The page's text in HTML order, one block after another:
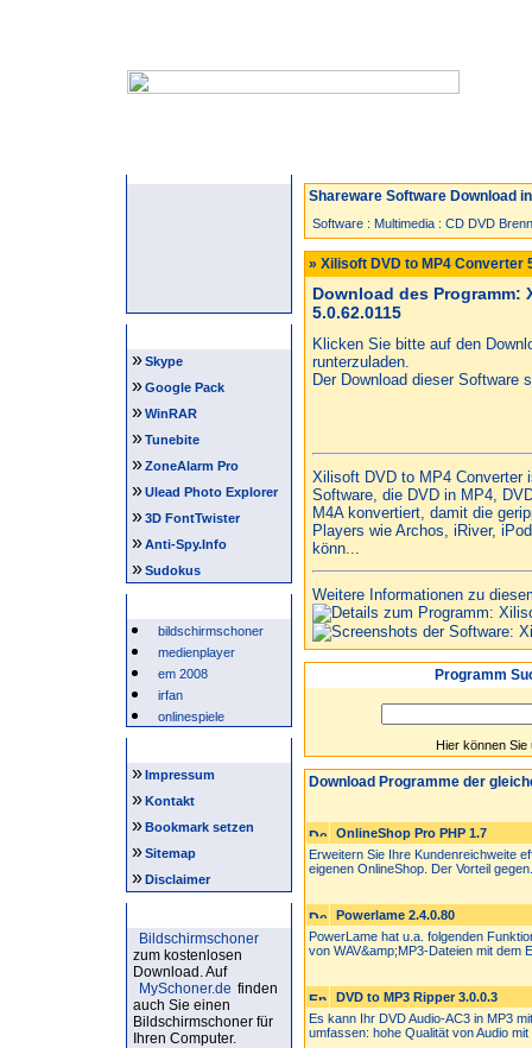
»Skype
»Google Pack
»WinRAR
»Tunebite
»ZoneAlarm Pro
»Ulead Photo Explorer
»3D FontTwister
»Anti-Spy.Info
»Sudokus
bildschirmschoner
medienplayer
em 2008
irfan
onlinespiele
»Impressum
»Kontakt
»Bookmark setzen
»Sitemap
»Disclaimer
Bildschirmschoner
zum kostenlosen
Download. Auf
MySchoner.de finden
auch Sie einen
Bildschirmschoner für
Ihren Computer.
Shareware Software Download
Software : Multimedia : CD DVD
» Xilisoft DVD to MP4 Converter
Download des Programm:
5.0.62.0115
Klicken Sie bitte auf den
runterzuladen.
Der Download dieser Software
Xilisoft DVD to MP4 Converter
Software, die DVD in MP4,
M4A konvertiert, damit die
Players wie Archos, iRiver,
könn...
Weitere Informationen zu
Programm
Hier können
Download Programme der
OnlineShop Pro PHP 1.7
Erweitern Sie Ihre Kundenreichweite
eigenen OnlineShop. Der Vorteil
Powerlame 2.4.0.80
PowerLame hat u.a. folgenden
von WAV&amp;MP3-Dateien mit dem
DVD to MP3 Ripper 3.0.0.3
Es kann Ihr DVD Audio-AC3 in MP3
umfassen: hohe Qualität von Audio